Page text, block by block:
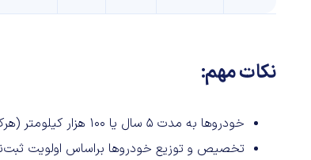
نکات مهم:
خودروها به مدت ۵ سال یا ۱۰۰ هزار کیلومتر (هرکدام زودتر فرا برسد) گارانتی می‌شوند.
تخصیص و توزیع خودروها براساس اولویت